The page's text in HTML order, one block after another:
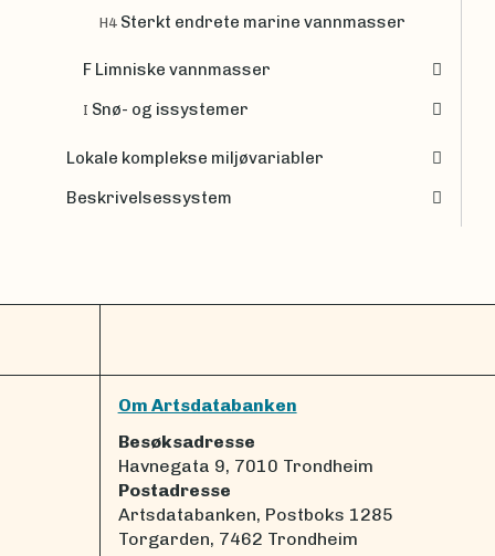
H4 Sterkt endrete marine vannmasser
F Limniske vannmasser
I Snø- og issystemer
Lokale komplekse miljøvariabler
Beskrivelsessystem
Om Artsdatabanken
Besøksadresse
Havnegata 9, 7010 Trondheim
Postadresse
Artsdatabanken, Postboks 1285
Torgarden, 7462 Trondheim